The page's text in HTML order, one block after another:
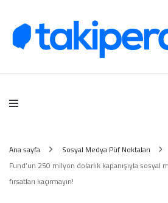
Takipera
Ana sayfa Sosyal Medya Püf Noktaları
Fund’un 250 milyon dolarlık kapanışıyla sosyal
fırsatları kaçırmayın!